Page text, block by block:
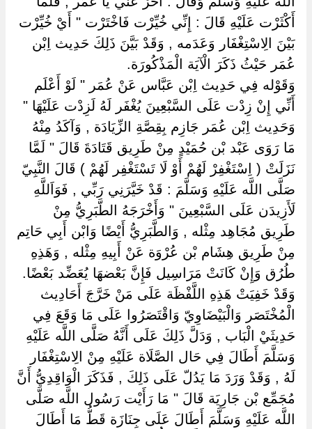
أَكْثَرْت عَلَيْهِ قَالَ : إِنِّي خُيِّرْت فَاخْتَرْت " أَيْ خُيِّرْت
بَيْنَ الِاسْتِغْفَار وَعَدَمه , وَقَدْ بَيَّنَ ذَلِكَ حَدِيث اِبْن
عُمَر حَيْثُ ذَكَرَ الْآيَة الْمَذْكُورَة.
وَقَوْله فِي حَدِيث اِبْن عَبَّاس عَنْ عُمَر " لَوْ أَعْلَم
أَنِّي إِنْ زِدْت عَلَى السَّبْعِينَ يُغْفَر لَهُ لَزِدْت عَلَيْهَا "
وَحَدِيث اِبْن عُمَر جَازِم بِقِصَّةِ الزِّيَادَة , وَآكَدُ مِنْهُ
مَا رَوَى عَبْد بْن حُمَيْدٍ مِنْ طَرِيق قَتَادَةَ قَالَ " لَمَّا
نَزَلَتْ ( اِسْتَغْفِرْ لَهُمْ أَوْ لَا تَسْتَغْفِر لَهُمْ ) قَالَ النَّبِيّ
صَلَّى اللَّه عَلَيْهِ وَسَلَّمَ : قَدْ خَيَّرَنِي رَبِّي , فَوَاَللَّهِ
لَأَزِيدَن عَلَى السَّبْعِينَ " وَأَخْرَجَهُ الطَّبَرِيُّ مِنْ
طَرِيق مُجَاهِد مِثْله , وَالطَّبَرِيُّ أَيْضًا وَابْن أَبِي حَاتِم
مِنْ طَرِيق هِشَام بْن عُرْوَة عَنْ أَبِيهِ مِثْله , وَهَذِهِ
طُرُق وَإِنْ كَانَتْ مَرَاسِيل فَإِنَّ بَعْضهَا يُعَضِّد بَعْضًا.
وَقَدْ خَفِيَتْ هَذِهِ اللَّفْظَة عَلَى مَنْ خَرَّجَ أَحَادِيث
الْمُخْتَصَر وَالْبَيْضَاوِيّ وَاقْتَصَرُوا عَلَى مَا وَقَعَ فِي
حَدِيثَيْ الْبَاب , وَدَلَّ ذَلِكَ عَلَى أَنَّهُ صَلَّى اللَّه عَلَيْهِ
وَسَلَّمَ أَطَالَ فِي حَال الصَّلَاة عَلَيْهِ مِنْ الِاسْتِغْفَار
لَهُ , وَقَدْ وَرَدَ مَا يَدُلّ عَلَى ذَلِكَ , فَذَكَرَ الْوَاقِدِيُّ أَنَّ
مُجَمِّع بْن جَارِيَة قَالَ " مَا رَأَيْت رَسُول اللَّه صَلَّى
اللَّه عَلَيْهِ وَسَلَّمَ أَطَالَ عَلَى جِنَازَة قَطُّ مَا أَطَالَ